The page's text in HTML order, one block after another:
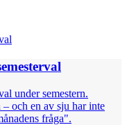
under semestern.
– och en av sju har inte
fråga".